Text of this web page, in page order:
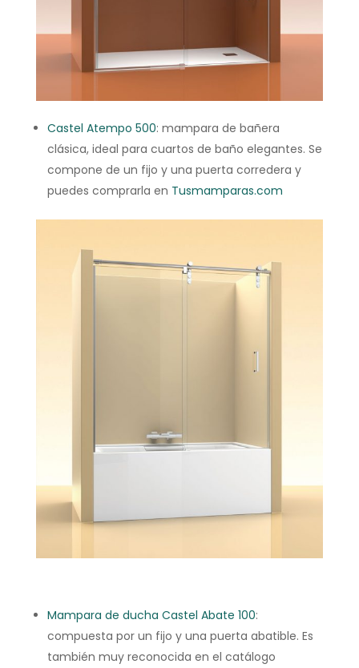
Castel Atempo 500: mampara de bañera
clásica, ideal para cuartos de baño elegantes. Se
compone de un fijo y una puerta corredera y
puedes comprarla en Tusmamparas.com
Mampara de ducha Castel Abate 100:
compuesta por un fijo y una puerta abatible. Es
también muy reconocida en el catálogo